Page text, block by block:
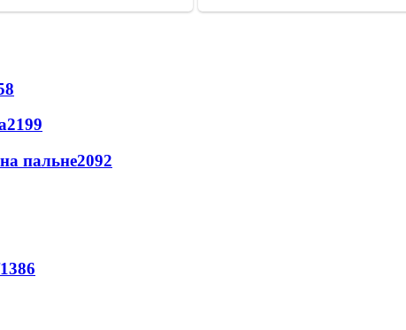
2199
пальне2092
1386